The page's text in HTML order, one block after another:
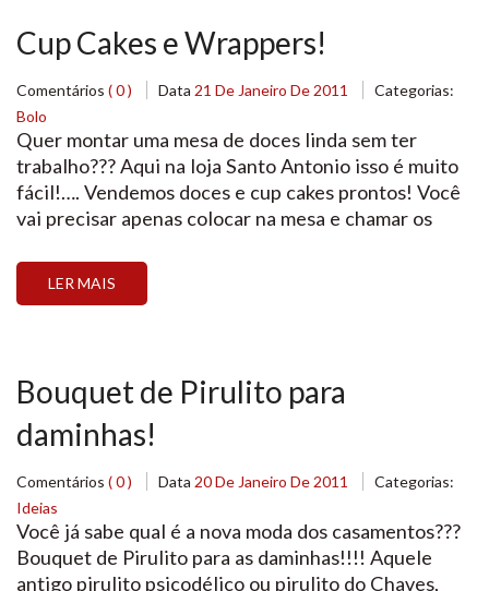
Cup Cakes e Wrappers!
Comentários ( 0 ) Data 21 De Janeiro De 2011
Categorias:
Bolo
Quer montar uma mesa de doces linda sem ter
trabalho??? Aqui na loja Santo Antonio isso é muito
fácil!…. Vendemos doces e cup cakes prontos! Você
vai precisar apenas colocar na mesa e chamar os
recheado com chocolate e Baunilha recheado com
Morango! E tem também os Wrappers […]
LER MAIS
Bouquet de Pirulito para
daminhas!
Comentários ( 0 ) Data 20 De Janeiro De 2011
Categorias:
Ideias
Você já sabe qual é a nova moda dos casamentos???
Bouquet de Pirulito para as daminhas!!!! Aquele
antigo pirulito psicodélico ou pirulito do Chaves,